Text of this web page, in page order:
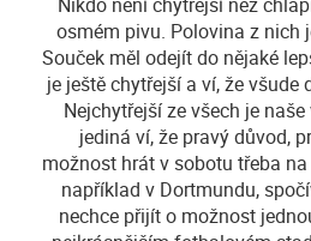
osmém pivu. Polovina z nich
Souček měl odejít do nějaké
je ještě chytřejší a ví, že všude
Nejchytřejší ze všech je
jediná ví, že pravý důvod,
možnost hrát v sobotu třeba
například v Dortmundu,
nechce přijít o možnost